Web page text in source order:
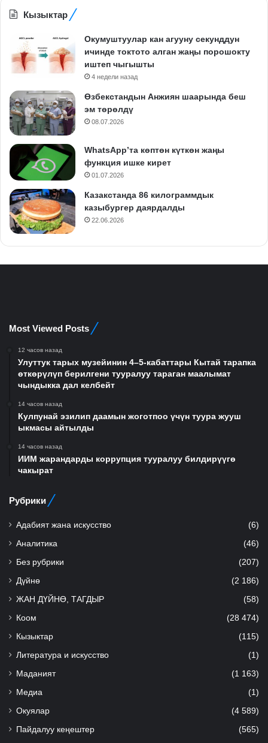
Кызыктар
Окумуштуулар кан агууну секунддун
ичинде токтото алган жаңы порошокту
иштеп чыгышты
4 недели назад
Өзбекстандын Анжиян шаарында беш
эм төрөлдү
08.07.2026
WhatsApp’та көптөн күткөн жаңы
функция ишке кирет
01.07.2026
Казакстанда 86 килограммдык
казыбургер даярдалды
22.06.2026
Most Viewed Posts
12 часов назад
Улуттук тарых музейинин 4–5-кабаттары Кытай тарапка
өткөрүлүп берилгени тууралуу тараган маалымат
чындыкка дал келбейт
14 часов назад
Кулпунай эзилип даамын жоготпоо үчүн туура жууш
ыкмасы айтылды
14 часов назад
ИИМ жарандарды коррупция тууралуу билдирүүгө
чакырат
Рубрики
Адабият жана искусство (6)
Аналитика (46)
Без рубрики (207)
Дүйнө (2 186)
ЖАН ДҮЙНӨ, ТАГДЫР (58)
Коом (28 474)
Кызыктар (115)
Литература и искусство (1)
Маданият (1 163)
Медиа (1)
Окуялар (4 589)
Пайдалуу кеңештер (565)